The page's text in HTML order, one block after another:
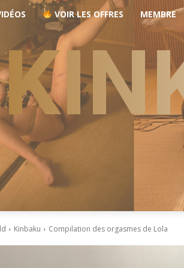
VOIR LES OFFRES MEMBRE
Kinbaku Compilation des orgasmes de Lola